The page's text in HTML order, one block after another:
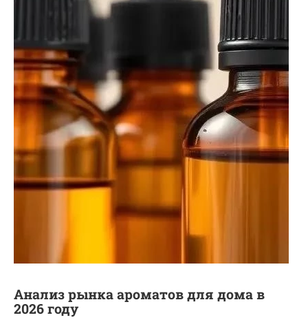
Анализ рынка ароматов для дома в
2026 году